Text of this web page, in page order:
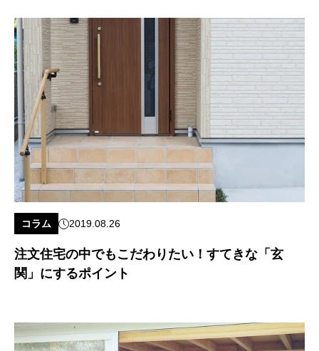
コラム 2019.08.26
注文住宅の中でもこだわりたい！すてきな「玄
関」にするポイント